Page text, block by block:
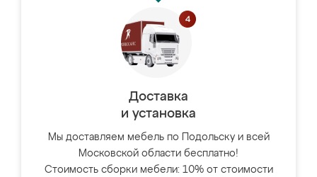
Доставка
и установка
Мы доставляем мебель по Подольску и всей
Московской области бесплатно!
Стоимость сборки мебели: 10% от стоимости